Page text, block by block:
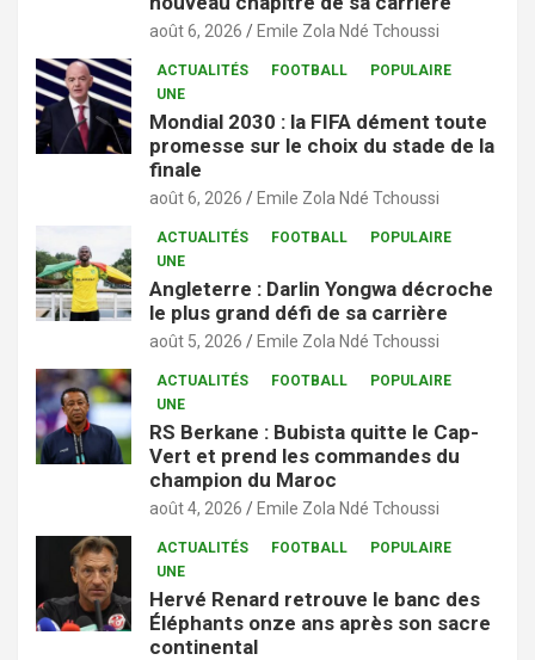
août 6, 2026 Emile Zola Ndé Tchoussi
ACTUALITÉS FOOTBALL
POPULAIRE
UNE
Mondial 2030 : la FIFA dément toute
promesse sur le choix du stade de la
finale
août 6, 2026 Emile Zola Ndé Tchoussi
ACTUALITÉS FOOTBALL
POPULAIRE
UNE
Angleterre : Darlin Yongwa décroche
le plus grand défi de sa carrière
août 5, 2026 Emile Zola Ndé Tchoussi
ACTUALITÉS FOOTBALL
POPULAIRE
UNE
RS Berkane : Bubista quitte le Cap-
Vert et prend les commandes du
champion du Maroc
août 4, 2026 Emile Zola Ndé Tchoussi
ACTUALITÉS FOOTBALL
POPULAIRE
UNE
Hervé Renard retrouve le banc des
Éléphants onze ans après son sacre
continental